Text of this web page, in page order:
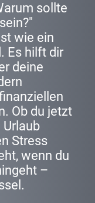
sollte
wie ein
Es hilft dir
deine
Ob du jetzt
Urlaub
Stress
wenn du
–